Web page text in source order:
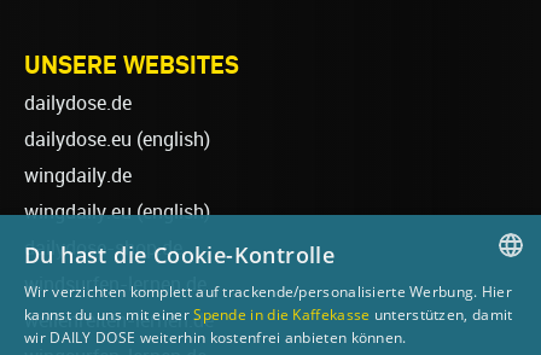
UNSERE WEBSITES
dailydose.de
dailydose.eu (english)
wingdaily.de
wingdaily.eu(english)
dailydose-shop.de
windsurfen-lernen.de
wellenreiten-lernen.de
GERMAN
Du hast die Cookie-Kontrolle
Wir verzichten komplett auf trackende/personalisierte Werbung. Hier
kannst du uns mit einerSpende in die Kaffekasse unterstützen, damit
wir DAILY DOSE weiterhin kostenfrei anbieten können.